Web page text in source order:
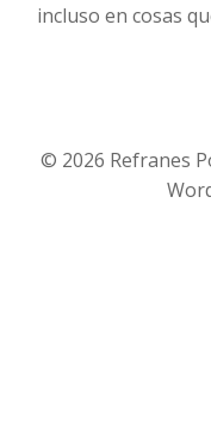
incluso en cosas
© 2026 Refranes